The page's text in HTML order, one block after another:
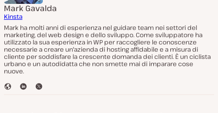
Mark Gavalda
Kinsta
Mark ha molti anni di esperienza nel guidare team nei settori del
marketing, del web design e dello sviluppo. Come sviluppatore ha
utilizzato la sua esperienza in WP per raccogliere le conoscenze
necessarie a creare un'azienda di hosting affidabile e a misura di
cliente per soddisfare la crescente domanda dei clienti. È un ciclista
urbano e un autodidatta che non smette mai di imparare cose
nuove.
S
L
T